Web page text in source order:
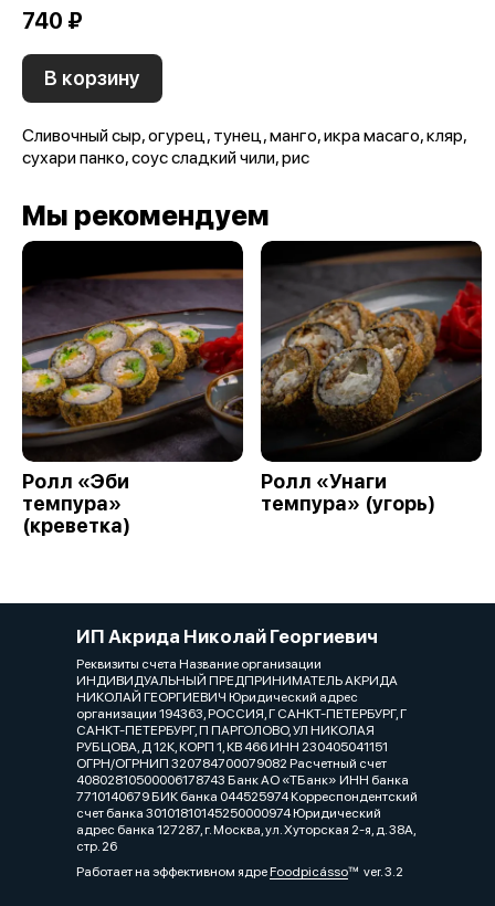
740 ₽
В корзину
Сливочный сыр, огурец, тунец, манго, икра масаго, кляр,
сухари панко, соус сладкий чили, рис
Мы рекомендуем
Ролл «Эби
темпура»
(креветка)
Ролл «Унаги
темпура» (угорь)
ИП Акрида Николай Георгиевич
Реквизиты счета Название организации
ИНДИВИДУАЛЬНЫЙ ПРЕДПРИНИМАТЕЛЬ АКРИДА
НИКОЛАЙ ГЕОРГИЕВИЧ Юридический адрес
организации 194363, РОССИЯ, Г САНКТ-ПЕТЕРБУРГ, Г
САНКТ-ПЕТЕРБУРГ, П ПАРГОЛОВО, УЛ НИКОЛАЯ
РУБЦОВА, Д 12К, КОРП 1, КВ 466 ИНН 230405041151
ОГРН/ОГРНИП 320784700079082 Расчетный счет
40802810500006178743 Банк АО «ТБанк» ИНН банка
7710140679 БИК банка 044525974 Корреспондентский
счет банка 30101810145250000974 Юридический
адрес банка 127287, г. Москва, ул. Хуторская 2-я, д. 38А,
стр. 26
Работает на эффективном ядреFoodpicássover. 3.2